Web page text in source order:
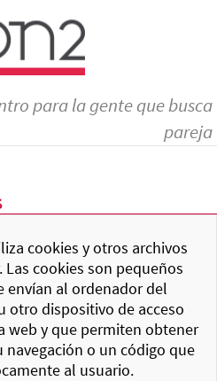
para la gente que busca
pareja
cookies y otros archivos
cookies son pequeños
envían al ordenador del
otro dispositivo de acceso
web y que permiten obtener
o un código que
al usuario.